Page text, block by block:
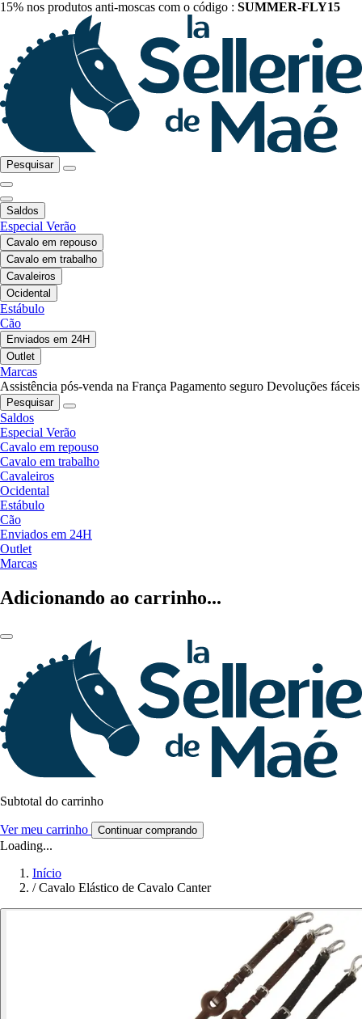
15% nos produtos anti-moscas com o código : SUMMER-FLY15
Pesquisar
Saldos
Especial Verão
Cavalo em repouso
Cavalo em trabalho
Cavaleiros
Ocidental
Estábulo
Cão
Enviados em 24H
Outlet
Marcas
Assistência pós-venda na França Pagamento seguro Devoluções fáceis
Pesquisar
Saldos
Especial Verão
Cavalo em repouso
Cavalo em trabalho
Cavaleiros
Ocidental
Estábulo
Cão
Enviados em 24H
Outlet
Marcas
Adicionando ao carrinho...
Subtotal do carrinho
Ver meu carrinho Continuar comprando
Loading...
Início
/ Cavalo Elástico de Cavalo Canter